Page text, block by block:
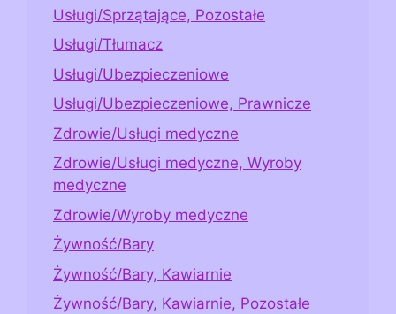
Usługi/Sprzątające, Pozostałe
Usługi/Tłumacz
Usługi/Ubezpieczeniowe
Usługi/Ubezpieczeniowe, Prawnicze
Zdrowie/Usługi medyczne
Zdrowie/Usługi medyczne, Wyroby
medyczne
Zdrowie/Wyroby medyczne
Żywność/Bary
Żywność/Bary, Kawiarnie
Żywność/Bary, Kawiarnie, Pozostałe